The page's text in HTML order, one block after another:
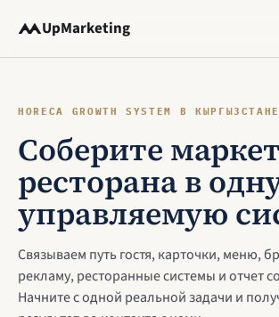
UpMarketing
HORECA GROWTH SYSTEM В КЫРГЫЗСТАНЕ
Соберите
ресторана в
управляемую
Связываем путь гостя, карточки, меню,
рекламу, ресторанные системы и отчет
Начните с одной реальной задачи и